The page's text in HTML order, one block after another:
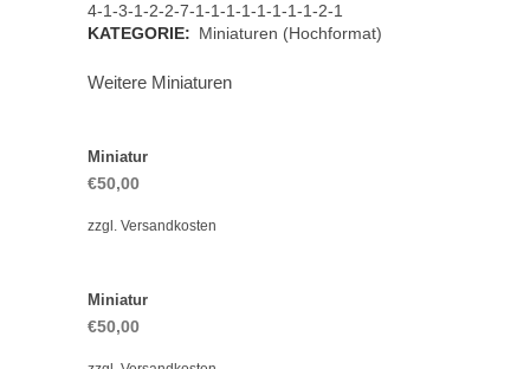
4-1-3-1-2-2-7-1-1-1-1-1-1-1-1-2-1
KATEGORIE: Miniaturen (Hochformat)
Weitere Miniaturen
Miniatur
€50,00
zzgl. Versandkosten
Miniatur
€50,00